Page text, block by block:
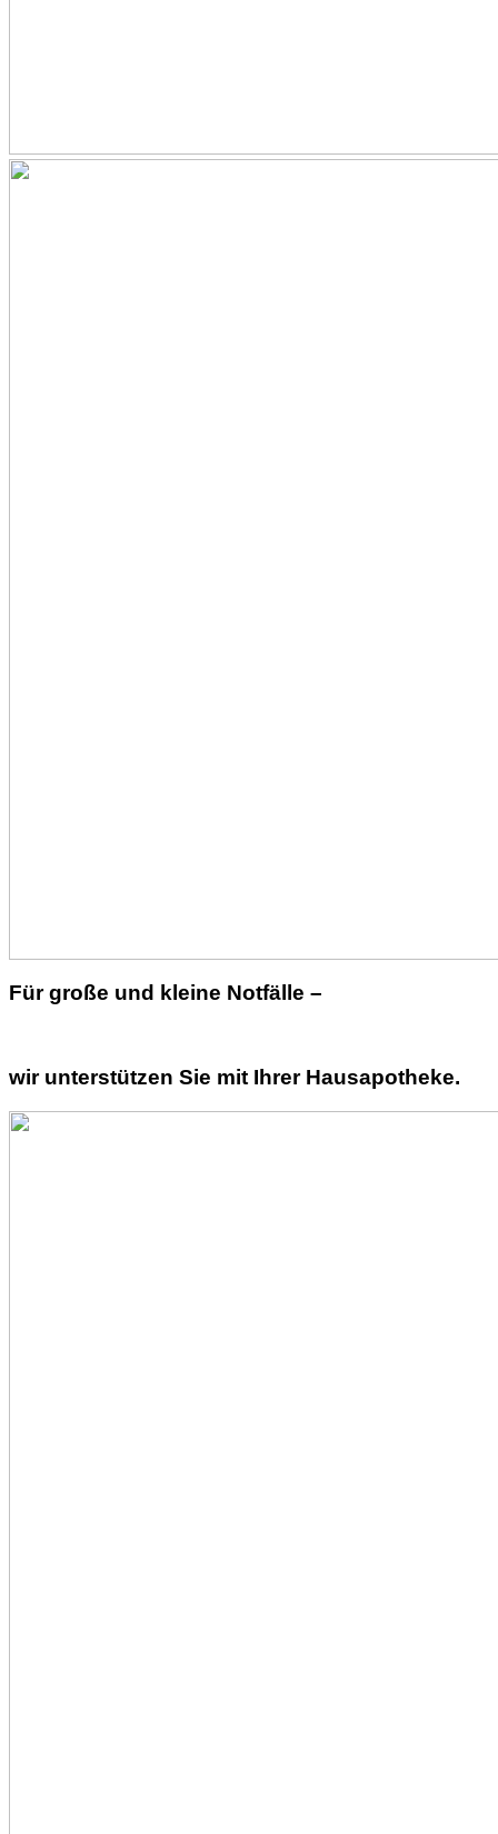
Für große und kleine Notfälle –
wir unterstützen Sie mit Ihrer Hausapotheke.